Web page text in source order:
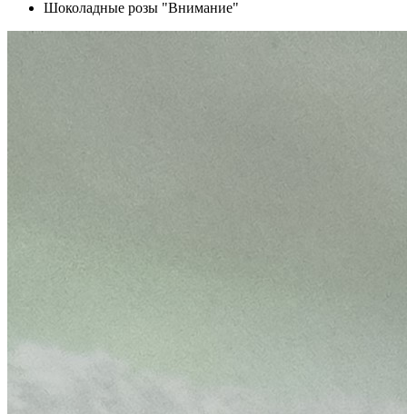
Шоколадные розы "Внимание"